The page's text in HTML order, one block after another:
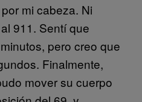
mi cabeza. Ni
911. Sentí que
pero creo que
Finalmente,
mover su cuerpo